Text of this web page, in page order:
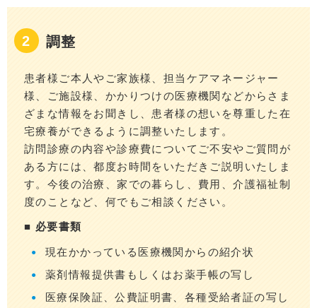
調整
患者様ご本人やご家族様、担当ケアマネージャー
様、ご施設様、かかりつけの医療機関などからさま
ざまな情報をお聞きし、患者様の想いを尊重した在
宅療養ができるように調整いたします。
訪問診療の内容や診療費についてご不安やご質問が
ある方には、都度お時間をいただきご説明いたしま
す。今後の治療、家での暮らし、費用、介護福祉制
度のことなど、何でもご相談ください。
■ 必要書類
現在かかっている医療機関からの紹介状
薬剤情報提供書もしくはお薬手帳の写し
医療保険証、公費証明書、各種受給者証の写し